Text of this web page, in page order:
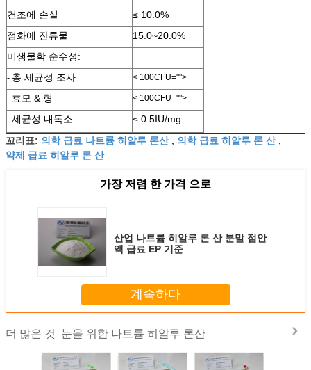
건조에 손실
≤ 10.0%
점화에 잔류물
15.0~20.0%
미생물학 순수성:
- 총 세균성 조사 < 100CFU="">
- 효모 & 형 < 100CFU="">
- 세균성 내독소
≤ 0.5IU/mg
꼬리표: 의학 급료 나트륨 히알루 론산, 의학 급료 히알루 론 산,
약제 급료 히알루 론 산
가장 저렴 한 가격 으로
산업 나트륨 히알루 론 산 분말 점안
액 급료 EP 기준
계속하다
더 많은 것 눈을 위한 나트륨 히알루 론산